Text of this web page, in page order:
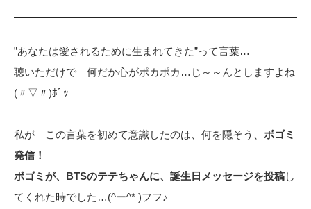
”あなたは愛されるために生まれてきた”って言葉…
聴いただけで 何だか心がポカポカ…じ～～んとしますよね
(〃▽〃)ﾎﾟｯ
私が この言葉を初めて意識したのは、何を隠そう、 ボゴミ
発信！
ボゴミが、BTSのテテちゃんに、誕生日メッセージを投稿し
てくれた時でした…(^ー^* )フフ♪